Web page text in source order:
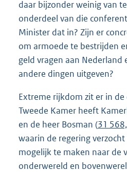
daar bijzonder weinig van
onderdeel van die
Minister dat in? Zijn er
om armoede te bestrijden
geld vragen aan Nederland
andere dingen uitgeven?
Extreme rijkdom zit er in
Tweede Kamer heeft
en de heer Bosman (31
waarin de regering
mogelijk te maken naar de
onderwereld en